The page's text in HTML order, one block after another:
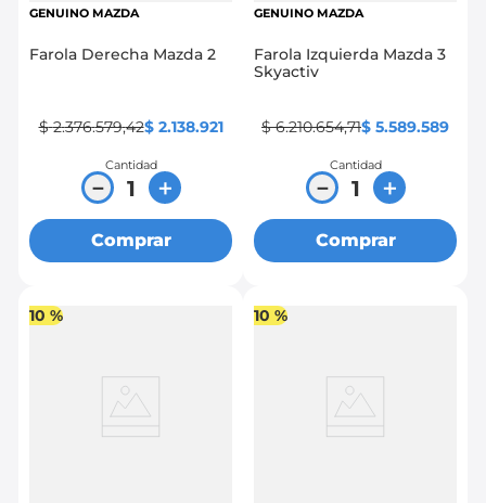
GENUINO MAZDA
Farola Derecha Mazda 2
$ 2.376.579,42$ 2.138.921
Cantidad
＋
－
Comprar
GENUINO MAZDA
Farola Izquierda Mazda 3
Skyactiv
$ 6.210.654,71$ 5.589.589
Cantidad
＋
－
Comprar
10 % 10 %